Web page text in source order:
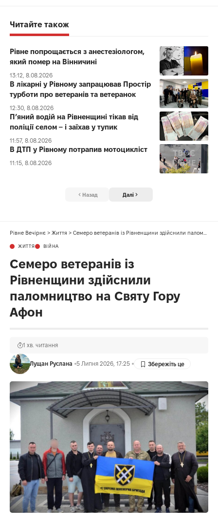
Читайте також
Рівне попрощається з анестезіологом,
який помер на Вінничині
13:12, 8.08.2026
В лікарні у Рівному запрацював Простір
турботи про ветеранів та ветеранок
12:30, 8.08.2026
П’яний водій на Рівненщині тікав від
поліції селом – і заїхав у тупик
11:57, 8.08.2026
В ДТП у Рівному потрапив мотоцикліст
11:15, 8.08.2026
Назад Далі
Рівне Вечірнє > Життя > Семеро ветеранів із Рівненщини здійснили паломництво на Святу Гору Афон
ЖИТТЯ ВІЙНА
Семеро ветеранів із
Рівненщини здійснили
паломництво на Святу Гору
Афон
Лущан Руслана 5 Липня 2026, 17:25
1 хв. читання